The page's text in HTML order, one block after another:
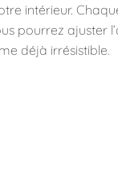
intérieur.
pourrez ajuster
déjà irrésistible.